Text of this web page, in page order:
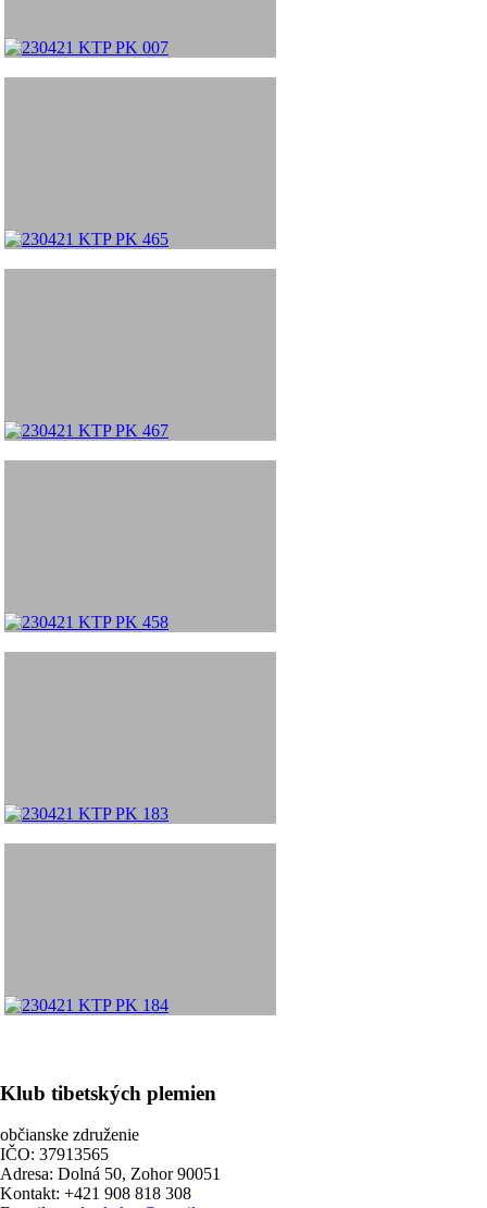
Klub tibetských plemien
občianske združenie
IČO: 37913565
Adresa: Dolná 50, Zohor 90051
Kontakt: +421 908 818 308